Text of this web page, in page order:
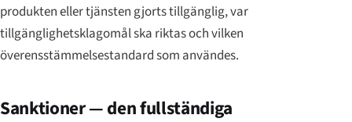
produkten eller tjänsten gjorts tillgänglig, var
tillgänglighetsklagomål ska riktas och vilken
överensstämmelsestandard som användes.
Sanktioner — den fullständiga